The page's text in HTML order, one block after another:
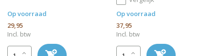
Op voorraad
29,95
Incl. btw
Op voorraad
37,95
Incl. btw